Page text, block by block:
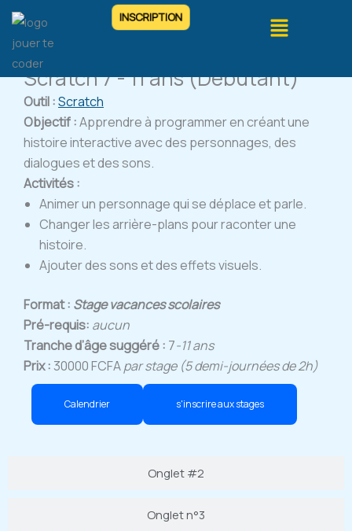
Aller
contenu
INSCRIPTION Menu
Onglet #1
Onglet #2
Onglet n°3
Scratch 7 - 11 ans (Debutant)
Outil :Scratch
Objectif :Apprendre à programmer en créant une
histoire interactive avec des personnages, des
dialogues et des sons.
Activités :
Animer un personnage qui se déplace et parle.
Changer les arrière-plans pour raconter une
histoire.
Ajouter des sons et des effets visuels.
Format : Stage vacances scolaires
Pré-requis: aucun
Tranche d’âge suggéré : 7-11 ans
Prix :30000 FCFApar stage (5 demi-journées de 2h)
Calendrier s'inscrire aux stages